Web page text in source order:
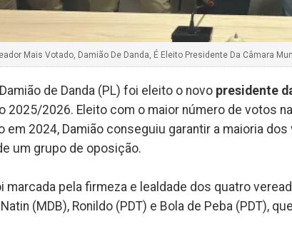
Mais Votado, Damião De Danda, É Eleito Presidente Da Câmara
de Danda (PL) foi eleito o novo presidente
2025/2026. Eleito com o maior número de votos
em 2024, Damião conseguiu garantir a maioria
um grupo de oposição.
marcada pela firmeza e lealdade dos quatro
(MDB), Ronildo (PDT) e Bola de Peba (PDT),